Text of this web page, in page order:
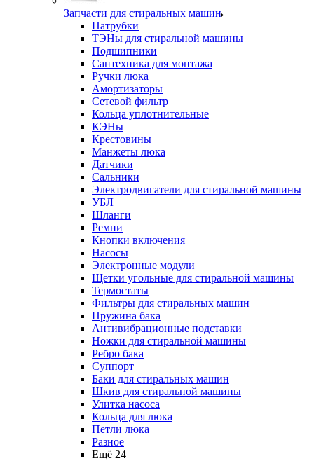
Запчасти для стиральных машин
Патрубки
ТЭНы для стиральной машины
Подшипники
Сантехника для монтажа
Ручки люка
Амортизаторы
Сетевой фильтр
Кольца уплотнительные
КЭНы
Крестовины
Манжеты люка
Датчики
Сальники
Электродвигатели для стиральной машины
УБЛ
Шланги
Ремни
Кнопки включения
Насосы
Электронные модули
Щетки угольные для стиральной машины
Термостаты
Фильтры для стиральных машин
Пружина бака
Антивибрационные подставки
Ножки для стиральной машины
Ребро бака
Суппорт
Баки для стиральных машин
Шкив для стиральной машины
Улитка насоса
Кольца для люка
Петли люка
Разное
Ещё 24